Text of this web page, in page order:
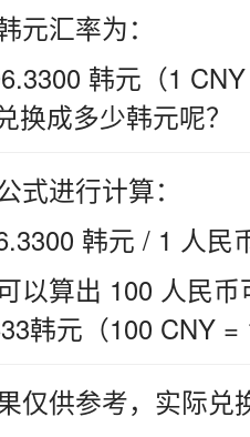
元汇率为：
韩元（1
换成多少韩元呢？
式进行计算：
韩元 / 1 人民
以算出 100 人民
韩元（100 CNY =
仅供参考，实际